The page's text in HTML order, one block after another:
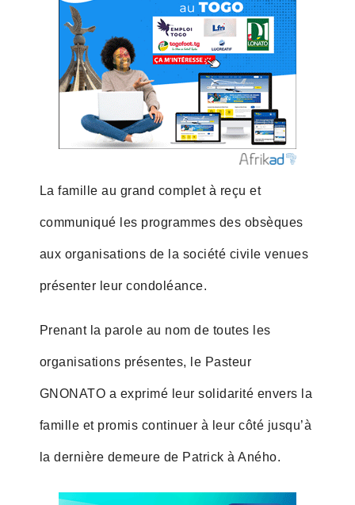
La famille au grand complet à reçu et
communiqué les programmes des obsèques
aux organisations de la société civile venues
présenter leur condoléance.
Prenant la parole au nom de toutes les
organisations présentes, le Pasteur
GNONATO a exprimé leur solidarité envers la
famille et promis continuer à leur côté jusqu’à
la dernière demeure de Patrick à Aného.